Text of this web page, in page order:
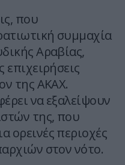
που
συμμαχία
Αραβίας,
επιχειρήσεις
της ΑΚΑΧ.
να εξαλείψουν
της, που
ορεινές περιοχές
στον νότο.